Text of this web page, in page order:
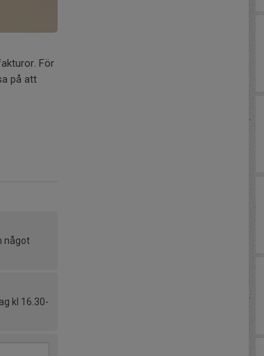
För
på att
något
kl 16.30-